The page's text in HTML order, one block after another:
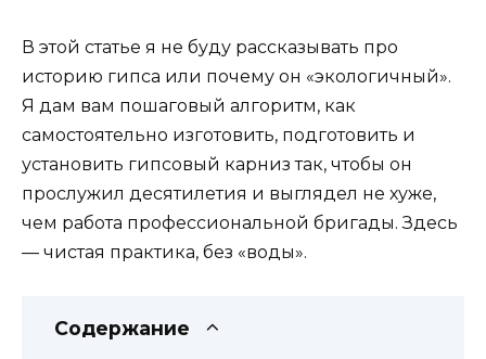
В этой статье я не буду рассказывать про
историю гипса или почему он «экологичный».
Я дам вам пошаговый алгоритм, как
самостоятельно изготовить, подготовить и
установить гипсовый карниз так, чтобы он
прослужил десятилетия и выглядел не хуже,
чем работа профессиональной бригады. Здесь
— чистая практика, без «воды».
Содержание